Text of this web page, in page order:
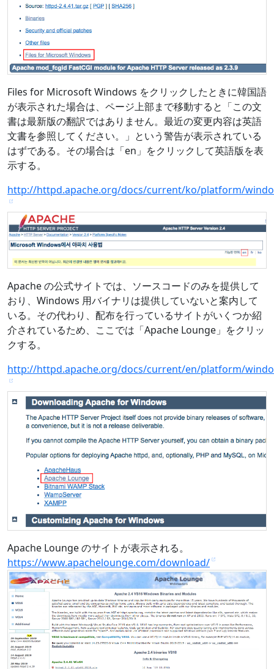
Files for Microsoft Windows をクリックしたときに韓国語
が表示された場合は、ページ上部まで移動すると「この文
書は最新版の翻訳ではありません。最近の変更内容は英語
文書を参照してください。」という警告が表示されている
はずである。その場合は「en」をクリックして英語版を表
示する。
http://httpd.apache.org/docs/current/ko/platform/
Apache の公式サイトでは、ソースコードのみを提供して
おり、Windows 用バイナリは提供していないと案内して
いる。その代わり、配布を行っているサイトがいくつか紹
介されているため、ここでは「Apache Lounge」をクリッ
クする。
http://httpd.apache.org/docs/current/en/platform/
Apache Lounge のサイトが表示される。
https://www.apachelounge.com/download/